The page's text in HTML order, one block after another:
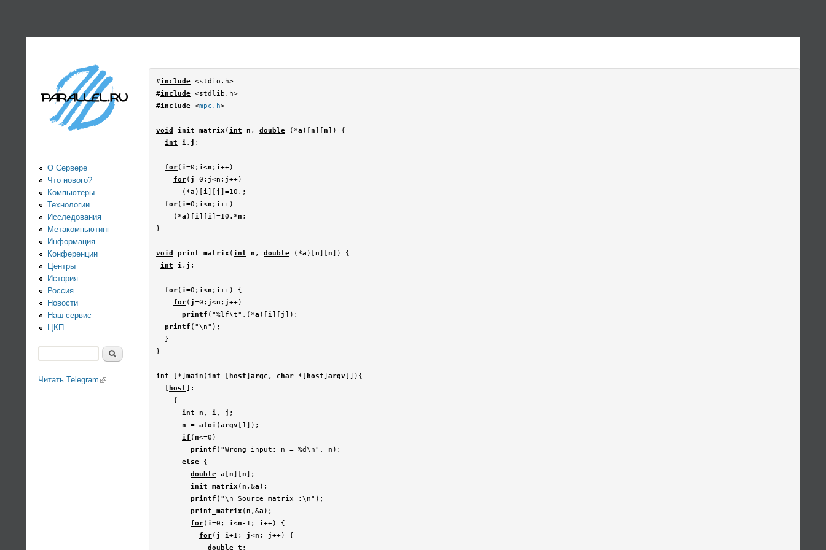
Информационно-
аналитический
центр по
параллельным
вычислениям
#include
#include
#include <mpc.h>
void init_matrix (int n , double (*a )[ n][ n]) {
int i, j ;
for(i=0; i<n ; i++)
for( j=0; j<n ; j++)
      (*
a )[i][ j ]=10.;
for(i=0; i<n ; i++)
    (*
a )[i][i]=10.*n ;
}
void print_matrix (int n , double (*a )[ n][ n]) {
int i, j ;
for(i=0; i<n ; i++) {
for( j=0; j<n ; j++)
printf ("%lf\t",(*a )[i][ j ]);
printf ("\n");
}
int [*] main (int [ host] argc , char *[ host] argv []){
  [
host]:
int n , i, j ;
n = atoi(argv [1]);
if ( n<=0)
printf ("Wrong input: n = %d\n", n );
else {
double a [ n][ n];
init_matrix ( n ,&a );
printf ("\n Source matrix :\n");
print_matrix ( n ,&a );
for(i=0; i<n -1; i++) {
for( j=i+1; j<n ; j++) {
double t ;
О Сервере
Что нового?
Компьютеры
Технологии
Исследования
Метакомпьютинг
Информация
Конференции
Центры
История
Россия
Новости
Наш сервис
ЦКП
Читать Telegram (link is external)